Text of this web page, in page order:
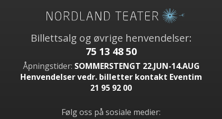
Billettsalg og øvrige henvendelser:
75 13 48 50
Åpningstider: SOMMERSTENGT 22.JUN-14.AUG
Henvendelser vedr. billetter kontakt Eventim
21 95 92 00
Følg oss på sosiale medier: